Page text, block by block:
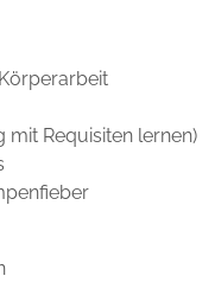
mit Requisiten lernen)